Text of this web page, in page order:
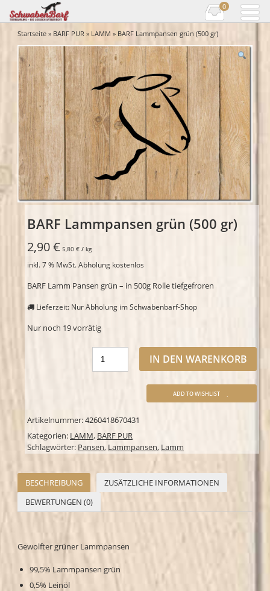
0
Startseite » BARF PUR » LAMM » BARF Lammpansen grün (500 gr)
BARF Lammpansen grün (500 gr)
2,90€ 5,80 € / kg
inkl. 7 % MwSt.Abholung kostenlos
BARF Lamm Pansen grün – in 500g Rolle tiefgefroren
Lieferzeit: Nur Abholung im Schwabenbarf-Shop
Nur noch 19 vorrätig
IN DEN WARENKORB
ADD TO WISHLIST
Artikelnummer:4260418670431
Kategorien: LAMM, BARF PUR
Schlagwörter: Pansen, Lammpansen, Lamm
BESCHREIBUNG
ZUSÄTZLICHE INFORMATIONEN
BEWERTUNGEN (0)
Gewolfter grüner Lammpansen
99,5% Lammpansen grün
0,5% Leinöl